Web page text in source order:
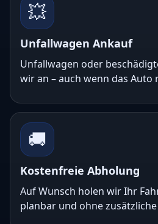
💥
Unfallwagen Ankauf
Unfallwagen oder
wir an – auch wenn das
🚚
Kostenfreie Abholung
Auf Wunsch holen wir Ihr
planbar und ohne